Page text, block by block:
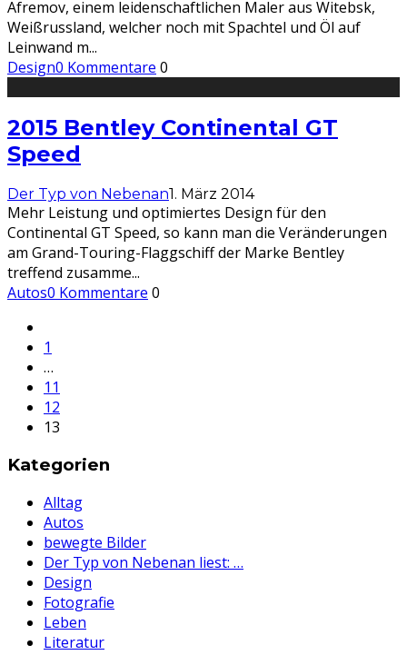
Afremov, einem leidenschaftlichen Maler aus Witebsk,
Weißrussland, welcher noch mit Spachtel und Öl auf
Leinwand m...
Design0 Kommentare 0
2015 Bentley Continental GT
Speed
Der Typ von Nebenan1. März 2014
Mehr Leistung und optimiertes Design für den
Continental GT Speed, so kann man die Veränderungen
am Grand-Touring-Flaggschiff der Marke Bentley
treffend zusamme...
Autos0 Kommentare 0
1
…
11
12
13
Kategorien
Alltag
Autos
bewegte Bilder
Der Typ von Nebenan liest: …
Design
Fotografie
Leben
Literatur